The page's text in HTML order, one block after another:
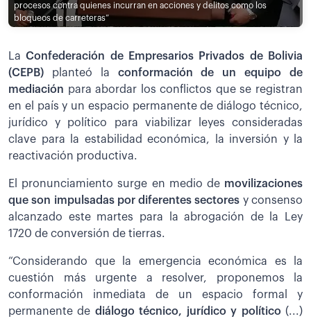
procesos contra quienes incurran en acciones y delitos como los
bloqueos de carreteras”
LaConfederación de Empresarios Privados de Bolivia
(CEPB) planteó la conformación de un equipo de
mediación para abordar los conflictos que se registran
en el país y un espacio permanente de diálogo técnico,
jurídico y político para viabilizar leyes consideradas
clave para la estabilidad económica, la inversión y la
reactivación productiva.
El pronunciamiento surge en medio de movilizaciones
que son impulsadas por diferentes sectores y consenso
alcanzado este martes para la abrogación de la Ley
1720 de conversión de tierras.
“Considerando que la emergencia económica es la
cuestión más urgente a resolver, proponemos la
conformación inmediata de un espacio formal y
permanente de diálogo técnico, jurídico y político(...)